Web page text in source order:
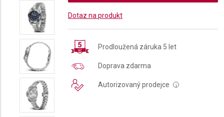
Dotaz na produkt
Prodloužená záruka 5 let
Doprava zdarma
Autorizovaný prodejce i